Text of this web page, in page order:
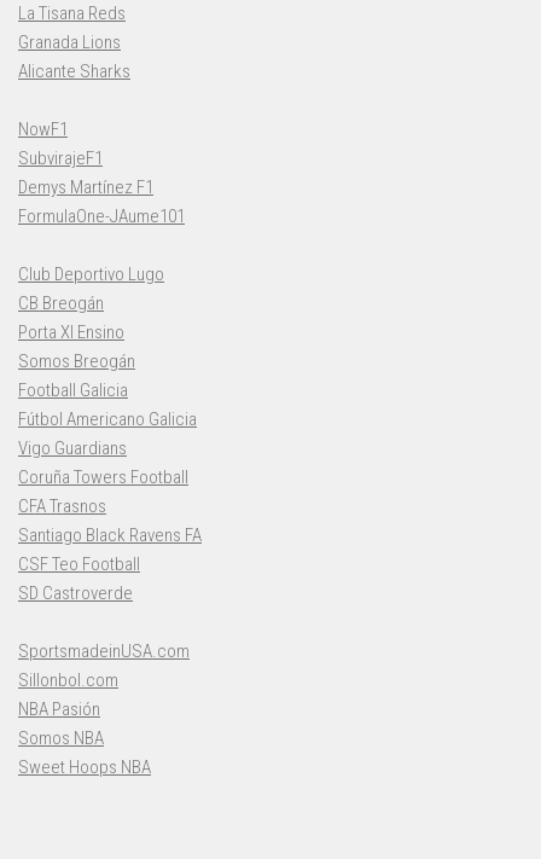
La Tisana Reds
Granada Lions
Alicante Sharks
NowF1
SubvirajeF1
Demys Martínez F1
FormulaOne-JAume101
Club Deportivo Lugo
CB Breogán
Porta XI Ensino
Somos Breogán
Football Galicia
Fútbol Americano Galicia
Vigo Guardians
Coruña Towers Football
CFA Trasnos
Santiago Black Ravens FA
CSF Teo Football
SD Castroverde
SportsmadeinUSA.com
Sillonbol.com
NBA Pasión
Somos NBA
Sweet Hoops NBA